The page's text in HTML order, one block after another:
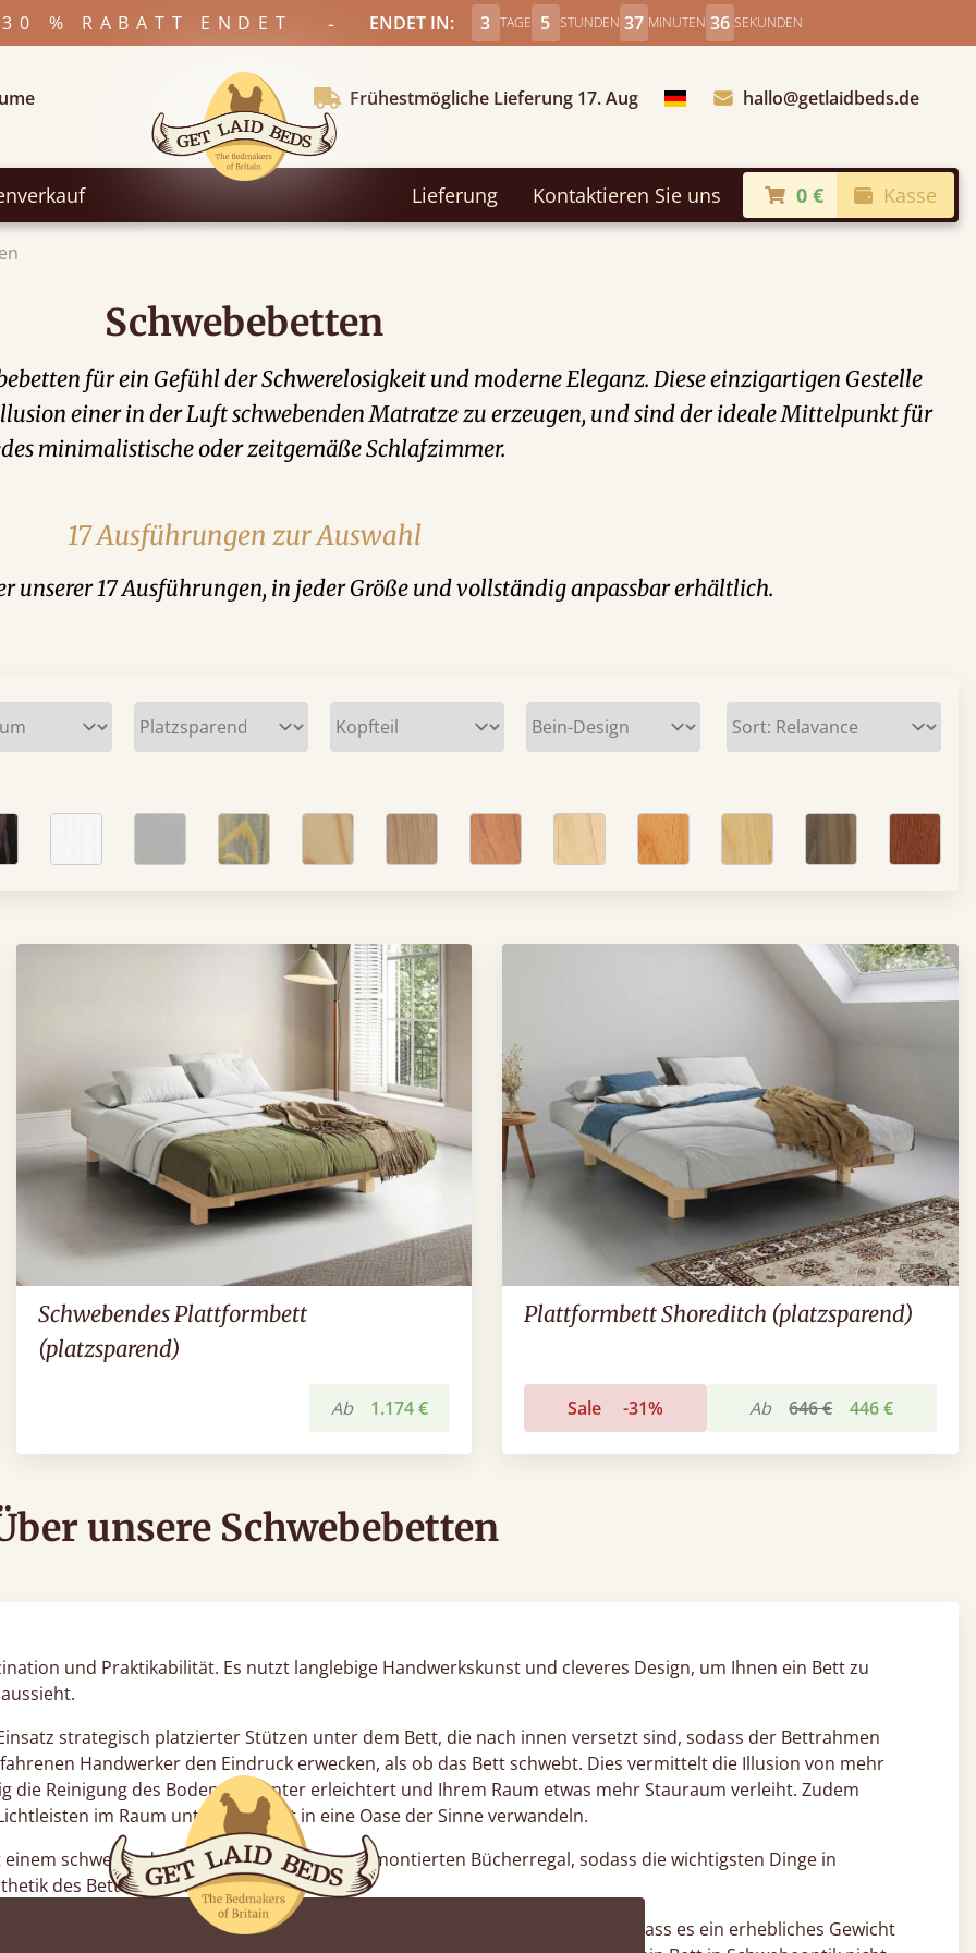
% RABATT ENDET - ENDET IN: 3 TAGE 5 STUNDEN 37 MINUTEN 35 SEKUNDEN
Frühestmögliche Lieferung 17. Aug Land auswählenhallo@getlaidbeds.de
Lieferung Kontaktieren Sie uns 0 € Kasse
Schwebebetten
für ein Gefühl der Schwerelosigkeit und moderne Eleganz. Diese einzigartigen Gestelle
einer in der Luft schwebenden Matratze zu erzeugen, und sind der ideale Mittelpunkt für
minimalistische oder zeitgemäße Schlafzimmer.
17 Ausführungen zur Auswahl
unserer 17 Ausführungen, in jeder Größe und vollständig anpassbar erhältlich.
Schwebendes Plattformbett
(platzsparend)
Ab 1.174 €
Plattformbett Shoreditch (platzsparend)
Sale -31% Ab 646 € 446 €
unsere Schwebebetten
und Praktikabilität. Es nutzt langlebige Handwerkskunst und cleveres Design, um Ihnen ein Bett zu
strategisch platzierter Stützen unter dem Bett, die nach innen versetzt sind, sodass der Bettrahmen
Handwerker den Eindruck erwecken, als ob das Bett schwebt. Dies vermittelt die Illusion von mehr
die Reinigung des Bodens darunter erleichtert und Ihrem Raum etwas mehr Stauraum verleiht. Zudem
im Raum unter dem Bett in eine Oase der Sinne verwandeln.
schwebenden Regal oder einem wandmontierten Bücherregal, sodass die wichtigsten Dinge in
des Bettes zu stören.
Bett auch unglaublich langlebig. Tatsächlich ist es so konzipiert, dass es ein erhebliches Gewicht